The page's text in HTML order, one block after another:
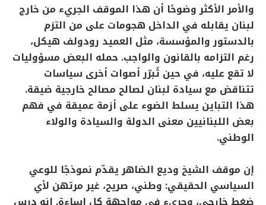
والأمر الأكثر وضوحًا أن هذا الموقف الجريء من خارج
لبنان يقابله في الداخل هجومات على من التزم
بالدستور والمؤسسة، مثل العميد رودولف هيكل،
رغم التزامه بالقانون والواجب. حمله البعض مسؤوليات
لا تقع عليه، في حين تُبرّر أصوات أخرى سياسات
تتناقض مع سيادة لبنان لصالح مصالح خارجية ضيقة.
هذا التباين يسلط الضوء على أزمة عميقة في فهم
بعض اللبنانيين معنى الدولة والسيادة والولاء
الوطني.
إن موقف الشيخ وديع الضاهر يقدّم نموذجًا للوعي
السياسي الحقيقي: وطني، صريح، غير مرتهن لأي